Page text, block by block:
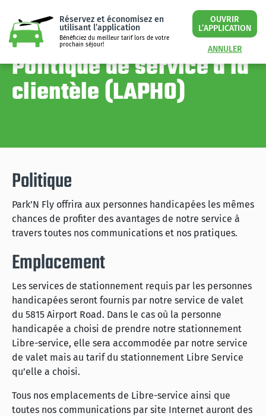
Réservez et économisez en
utilisant l’application
Bénéficiez du meilleur tarif lors de votre
prochain séjour!
OUVRIR
L’APPLICATION
ANNULER
Politique de service à la
clientèle (LAPHO)
Politique
Park’N Fly offrira aux personnes handicapées les mêmes
chances de profiter des avantages de notre service à
travers toutes nos communications et nos pratiques.
Emplacement
Les services de stationnement requis par les personnes
handicapées seront fournis par notre service de valet
du 5815 Airport Road. Dans le cas où la personne
handicapée a choisi de prendre notre stationnement
Libre-service, elle sera accommodée par notre service
de valet mais au tarif du stationnement Libre Service
qu’elle a choisi.
Tous nos emplacements de Libre-service ainsi que
toutes nos communications par site Internet auront des